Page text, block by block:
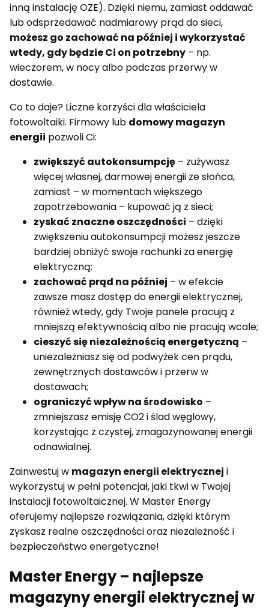
inną instalację OZE). Dzięki niemu, zamiast oddawać
lub odsprzedawać nadmiarowy prąd do sieci,
możesz go zachować na później i wykorzystać
wtedy, gdy będzie Ci on potrzebny – np.
wieczorem, w nocy albo podczas przerwy w
dostawie.
Co to daje? Liczne korzyści dla właściciela
fotowoltaiki. Firmowy lub domowy magazyn
energii pozwoli Ci:
zwiększyć autokonsumpcję – zużywasz
więcej własnej, darmowej energii ze słońca,
zamiast – w momentach większego
zapotrzebowania – kupować ją z sieci;
zyskać znaczne oszczędności – dzięki
zwiększeniu autokonsumpcji możesz jeszcze
bardziej obniżyć swoje rachunki za energię
elektryczną;
zachować prąd na później – w efekcie
zawsze masz dostęp do energii elektrycznej,
również wtedy, gdy Twoje panele pracują z
mniejszą efektywnością albo nie pracują wcale;
cieszyć się niezależnością energetyczną –
uniezależniasz się od podwyżek cen prądu,
zewnętrznych dostawców i przerw w
dostawach;
ograniczyć wpływ na środowisko –
zmniejszasz emisję CO2 i ślad węglowy,
korzystając z czystej, zmagazynowanej energii
odnawialnej.
Zainwestuj w magazyn energii elektrycznej i
wykorzystuj w pełni potencjał, jaki tkwi w Twojej
instalacji fotowoltaicznej. W Master Energy
oferujemy najlepsze rozwiązania, dzięki którym
zyskasz realne oszczędności oraz niezależność i
bezpieczeństwo energetyczne!
Master Energy – najlepsze
magazyny energii elektrycznej w